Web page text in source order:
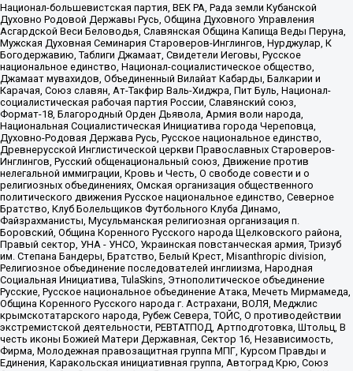
Национал-большевистская партия, ВЕК РА, Рада земли Кубанской
Духовно Родовой Державы Русь, Община Духовного Управления
Асгардской Веси Беловодья, Славянская Община Капища Веды Перуна,
Мужская Духовная Семинария Староверов-Инглингов, Нурджулар, К
Богодержавию, Таблиги Джамаат, Свидетели Иеговы, Русское
национальное единство, Национал-социалистическое общество,
Джамаат мувахидов, Объединенный Вилайат Кабарды, Балкарии и
Карачая, Союз славян, Ат-Такфир Валь-Хиджра, Пит Буль, Национал-
социалистическая рабочая партия России, Славянский союз,
Формат-18, Благородный Орден Дьявола, Армия воли народа,
Национальная Социалистическая Инициатива города Череповца,
Духовно-Родовая Держава Русь, Русское национальное единство,
Древнерусской Инглистической церкви Православных Староверов-
Инглингов, Русский общенациональный союз, Движение против
нелегальной иммиграции, Кровь и Честь, О свободе совести и о
религиозных объединениях, Омская организация общественного
политического движения Русское национальное единство, Северное
Братство, Клуб Болельщиков Футбольного Клуба Динамо,
Файзрахманисты, Мусульманская религиозная организация п.
Боровский, Община Коренного Русского народа Щелковского района,
Правый сектор, УНА - УНСО, Украинская повстанческая армия, Тризуб
им. Степана Бандеры, Братство, Белый Крест, Misanthropic division,
Религиозное объединение последователей инглиизма, Народная
Социальная Инициатива, TulaSkins, Этнополитическое объединение
Русские, Русское национальное объединение Атака, Мечеть Мирмамеда,
Община Коренного Русского народа г. Астрахани, ВОЛЯ, Меджлис
крымскотатарского народа, Рубеж Севера, ТОЙС, О противодействии
экстремистской деятельности, РЕВТАТПОД, Артподготовка, Штольц, В
честь иконы Божией Матери Державная, Сектор 16, Независимость,
Фирма, Молодежная правозащитная группа МПГ, Курсом Правды и
Единения, Каракольская инициативная группа, Автоград Крю, Союз